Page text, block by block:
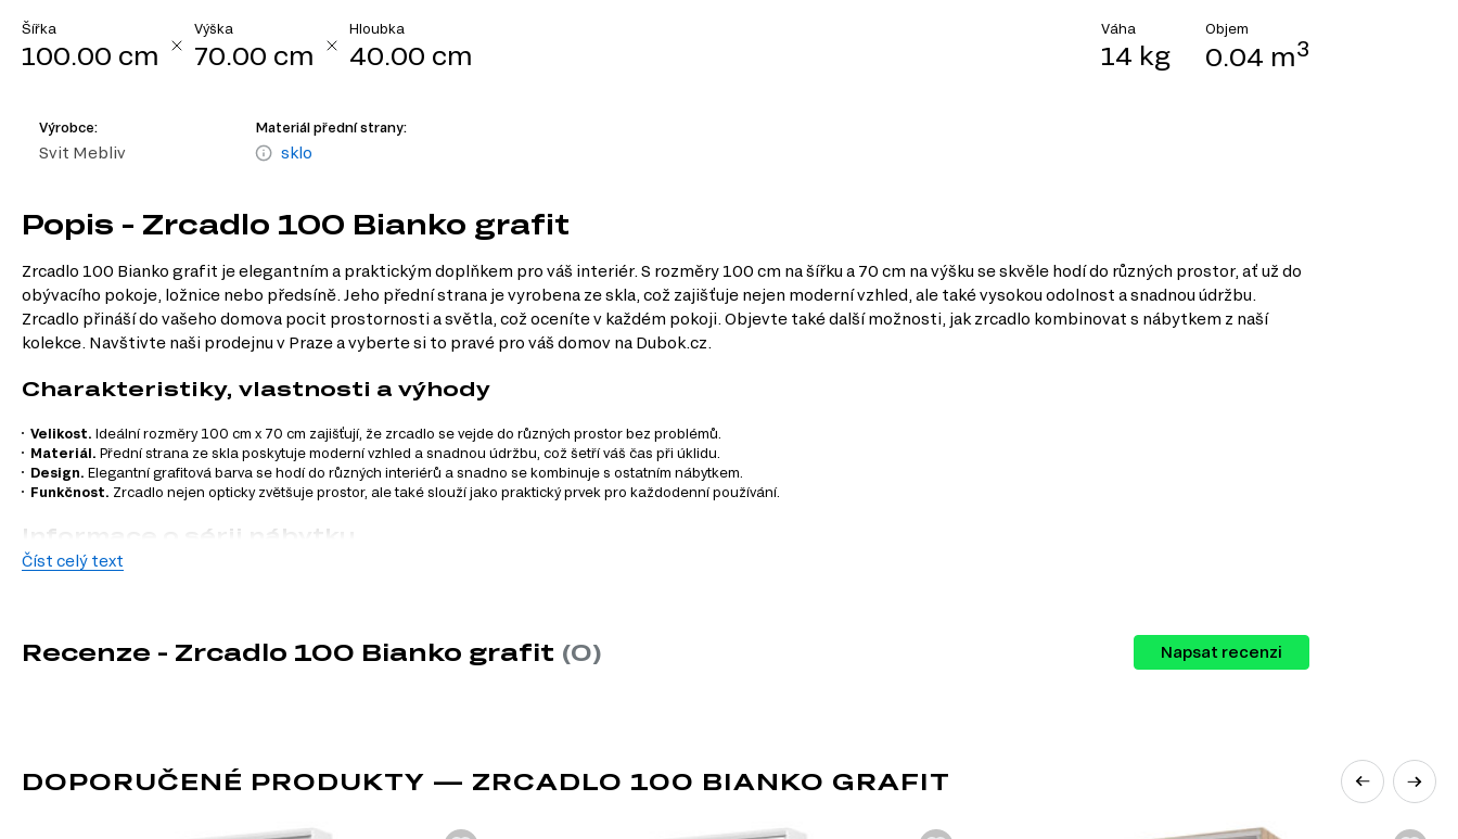
Šířka
100.00 cm
Výška
70.00 cm
Hloubka
40.00 cm
Váha
14 kg
Objem
0.04 m3
Výrobce:
Svit Mebliv
Materiál přední strany:
sklo
Popis - Zrcadlo 100 Bianko grafit
Zrcadlo 100 Bianko grafit je elegantním a praktickým doplňkem pro váš interiér. S rozměry 100 cm na šířku a 70 cm na výšku se skvěle hodí do různých prostor, ať už do
obývacího pokoje, ložnice nebo předsíně. Jeho přední strana je vyrobena ze skla, což zajišťuje nejen moderní vzhled, ale také vysokou odolnost a snadnou údržbu.
Zrcadlo přináší do vašeho domova pocit prostornosti a světla, což oceníte v každém pokoji. Objevte také další možnosti, jak zrcadlo kombinovat s nábytkem z naší
kolekce. Navštivte naši prodejnu v Praze a vyberte si to pravé pro váš domov na Dubok.cz.
Charakteristiky, vlastnosti a výhody
Velikost. Ideální rozměry 100 cm x 70 cm zajišťují, že zrcadlo se vejde do různých prostor bez problémů.
Materiál. Přední strana ze skla poskytuje moderní vzhled a snadnou údržbu, což šetří váš čas při úklidu.
Design. Elegantní grafitová barva se hodí do různých interiérů a snadno se kombinuje s ostatním nábytkem.
Funkčnost. Zrcadlo nejen opticky zvětšuje prostor, ale také slouží jako praktický prvek pro každodenní používání.
Informace o sérii nábytku
TV stolky
Komody
Zrcadla
SKLO
Číst celý text
Recenze - Zrcadlo 100 Bianko grafit (0) Napsat recenzi
DOPORUČENÉ PRODUKTY — ZRCADLO 100 BIANKO GRAFIT